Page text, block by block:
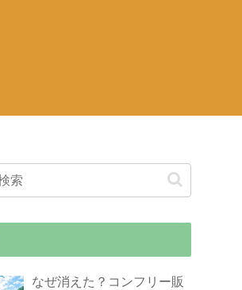
なぜ消えた？コンフリー販